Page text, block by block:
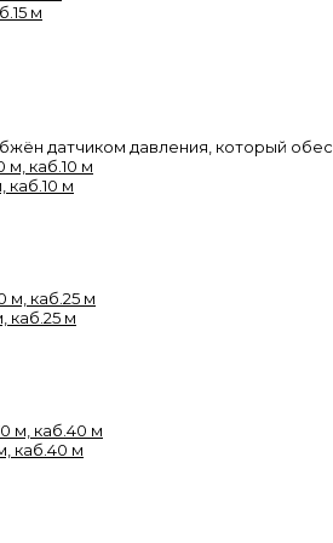
м
датчиком давления, который обес..
каб.10 м
каб.25 м
каб.40 м